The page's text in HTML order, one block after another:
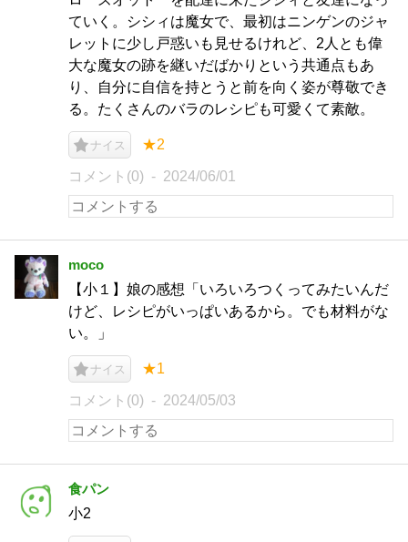
ていく。シシィは魔女で、最初はニンゲンのジャ
レットに少し戸惑いも見せるけれど、2人とも偉
大な魔女の跡を継いだばかりという共通点もあ
り、自分に自信を持とうと前を向く姿が尊敬でき
る。たくさんのバラのレシピも可愛くて素敵。
ナイス ★2
コメント(0) 2024/06/01
moco
【小１】娘の感想「いろいろつくってみたいんだ
けど、レシピがいっぱいあるから。でも材料がな
い。」
ナイス ★1
コメント(0) 2024/05/03
食パン
小2